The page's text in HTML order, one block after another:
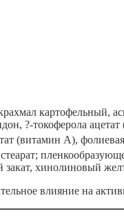
картофельный,
?-токоферола
(витамин А),
хинолиновый
влияние на